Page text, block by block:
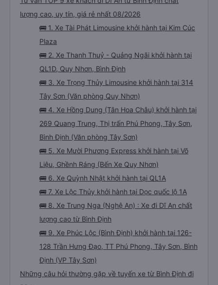
lượng cao, uy tín, giá rẻ nhất 08/2026
🚌 1. Xe Tài Phát Limousine khởi hành tại Kim Cúc
Plaza
🚌 2. Xe Thanh Thuỷ - Quảng Ngãi khởi hành tại
QL1D, Quy Nhơn, Bình Định
🚌 3. Xe Trọng Thủy Limousine khởi hành tại 314
Tây Sơn (Văn phòng Quy Nhơn)
🚌 4. Xe Hồng Dung (Tân Hoa Châu) khởi hành tại
269 Quang Trung, Thị trấn Phú Phong, Tây Sơn,
Bình Định (Văn phòng Tây Sơn)
🚌 5. Xe Mười Phương Express khởi hành tại Võ
Liệu, Ghềnh Ráng (Bến Xe Quy Nhơn)
🚌 6. Xe Quỳnh Nhật khởi hành tại QL1A
🚌 7. Xe Lộc Thủy khởi hành tại Dọc quốc lộ 1A
🚌 8. Xe Trung Nga (Nghệ An) : Xe đi Dĩ An chất
lượng cao từ Bình Định
🚌 9. Xe Phúc Lộc (Bình Định) khởi hành tại 126-
128 Trần Hưng Đạo, TT Phú Phong, Tây Sơn, Bình
Định (VP Tây Sơn)
Những câu hỏi thường gặp về tuyến xe từ Bình Định đi